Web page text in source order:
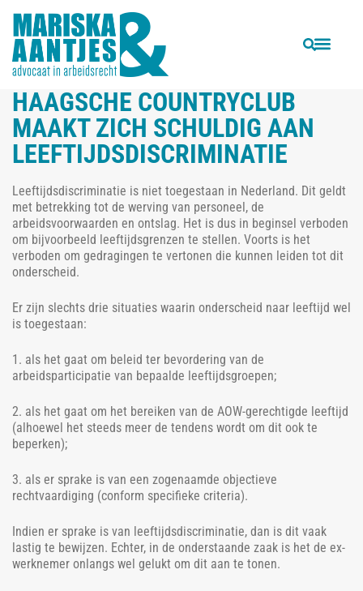
VORIGE
Schorsing als disciplinaire maatregel?
VOLGENDE
HAAGSCHE COUNTRYCLUB
MAAKT ZICH SCHULDIG AAN
LEEFTIJDSDISCRIMINATIE
Leeftijdsdiscriminatie is niet toegestaan in Nederland. Dit geldt
met betrekking tot de werving van personeel, de
arbeidsvoorwaarden en ontslag. Het is dus in beginsel verboden
om bijvoorbeeld leeftijdsgrenzen te stellen. Voorts is het
verboden om gedragingen te vertonen die kunnen leiden tot dit
onderscheid.
Er zijn slechts drie situaties waarin onderscheid naar leeftijd wel
is toegestaan:
1. als het gaat om beleid ter bevordering van de
arbeidsparticipatie van bepaalde leeftijdsgroepen;
2. als het gaat om het bereiken van de AOW-gerechtigde leeftijd
(alhoewel het steeds meer de tendens wordt om dit ook te
beperken);
3. als er sprake is van een zogenaamde objectieve
rechtvaardiging (conform specifieke criteria).
Indien er sprake is van leeftijdsdiscriminatie, dan is dit vaak
lastig te bewijzen. Echter, in de onderstaande zaak is het de ex-
werknemer onlangs wel gelukt om dit aan te tonen.